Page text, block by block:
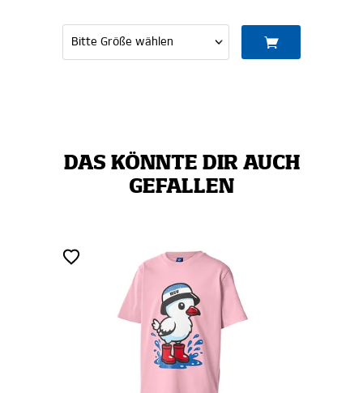
DAS KÖNNTE DIR AUCH
GEFALLEN